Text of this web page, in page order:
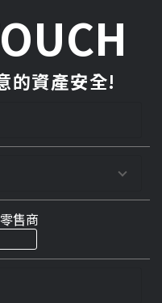
的資產安全!
零售商